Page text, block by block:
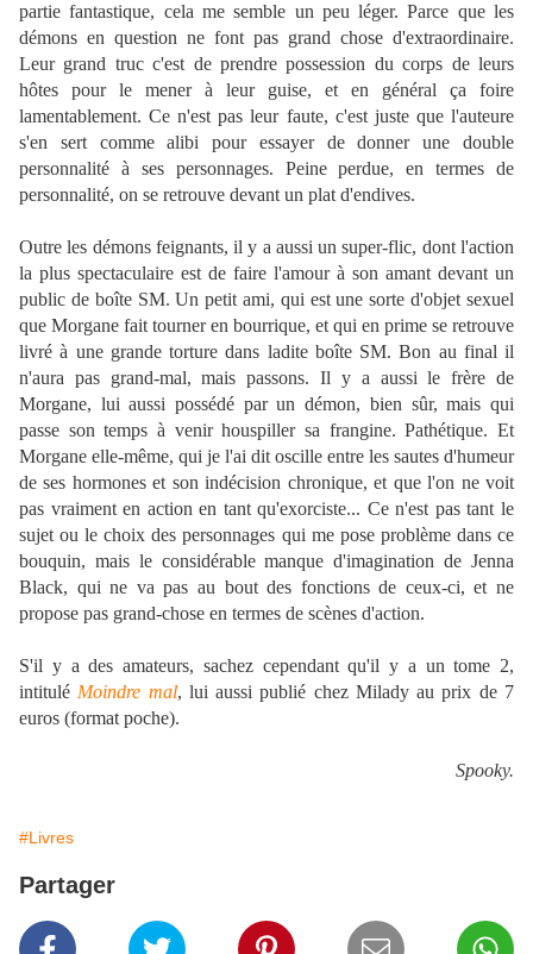
partie fantastique, cela me semble un peu léger. Parce que les
démons en question ne font pas grand chose d'extraordinaire.
Leur grand truc c'est de prendre possession du corps de leurs
hôtes pour le mener à leur guise, et en général ça foire
lamentablement. Ce n'est pas leur faute, c'est juste que l'auteure
s'en sert comme alibi pour essayer de donner une double
personnalité à ses personnages. Peine perdue, en termes de
personnalité, on se retrouve devant un plat d'endives.
Outre les démons feignants, il y a aussi un super-flic, dont l'action
la plus spectaculaire est de faire l'amour à son amant devant un
public de boîte SM. Un petit ami, qui est une sorte d'objet sexuel
que Morgane fait tourner en bourrique, et qui en prime se retrouve
livré à une grande torture dans ladite boîte SM. Bon au final il
n'aura pas grand-mal, mais passons. Il y a aussi le frère de
Morgane, lui aussi possédé par un démon, bien sûr, mais qui
passe son temps à venir houspiller sa frangine. Pathétique. Et
Morgane elle-même, qui je l'ai dit oscille entre les sautes d'humeur
de ses hormones et son indécision chronique, et que l'on ne voit
pas vraiment en action en tant qu'exorciste... Ce n'est pas tant le
sujet ou le choix des personnages qui me pose problème dans ce
bouquin, mais le considérable manque d'imagination de Jenna
Black, qui ne va pas au bout des fonctions de ceux-ci, et ne
propose pas grand-chose en termes de scènes d'action.
S'il y a des amateurs, sachez cependant qu'il y a un tome 2,
intitulé Moindre mal, lui aussi publié chez Milady au prix de 7
euros (format poche).
Spooky.
#Livres
Partager